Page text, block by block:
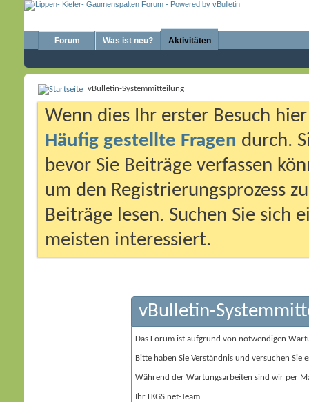
Forum Was ist neu? Aktivitäten
vBulletin-Systemmitteilung
Wenn dies Ihr erster Besuch
Häufig gestellte Fragen durch.
bevor Sie Beiträge verfassen
um den Registrierungsprozess
Beiträge lesen. Suchen Sie sich
meisten interessiert.
vBulletin-
Das Forum ist aufgrund von notwendigen
Bitte haben Sie Verständnis und versuchen Sie
Während der Wartungsarbeiten sind wir per
Ihr LKGS.net-Team